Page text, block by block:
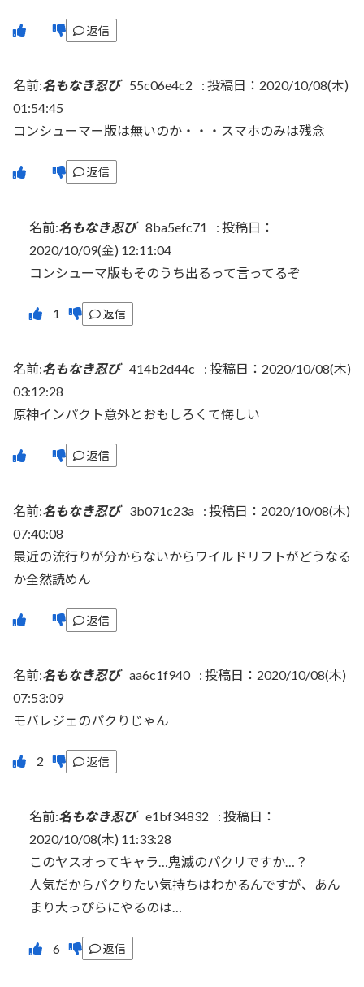
返信
名前:名もなき忍び 55c06e4c2 : 投稿日：2020/10/08(木)
01:54:45
コンシューマー版は無いのか・・・スマホのみは残念
返信
名前:名もなき忍び 8ba5efc71 : 投稿日：
2020/10/09(金) 12:11:04
コンシューマ版もそのうち出るって言ってるぞ
返信
名前:名もなき忍び 414b2d44c : 投稿日：2020/10/08(木)
03:12:28
原神インパクト意外とおもしろくて悔しい
返信
名前:名もなき忍び 3b071c23a : 投稿日：2020/10/08(木)
07:40:08
最近の流行りが分からないからワイルドリフトがどうなる
か全然読めん
返信
名前:名もなき忍び aa6c1f940 : 投稿日：2020/10/08(木)
07:53:09
モバレジェのパクりじゃん
返信
名前:名もなき忍び e1bf34832 : 投稿日：
2020/10/08(木) 11:33:28
このヤスオってキャラ…鬼滅のパクリですか…？
人気だからパクりたい気持ちはわかるんですが、あん
まり大っぴらにやるのは…
返信